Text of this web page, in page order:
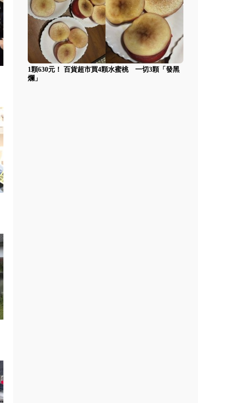
1顆630元！ 百貨超市買4顆水蜜桃 一切3顆「發黑
爛」